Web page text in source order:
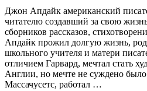
Джон Апдайк американский
читателю создавший за свою
сборников рассказов,
Апдайк прожил долгую жизнь,
школьного учителя и матери
отличием Гарвард, мечтал стать
Англии, но мечте не суждено было
Массачусетс, работал …